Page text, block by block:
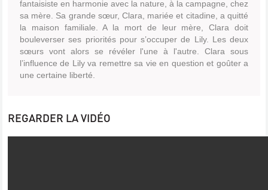
fantaisiste en harmonie avec la nature, à la campagne, chez
sa mère. Sa grande sœur, Clara, mariée et citadine, a quitté
la maison familiale. A la mort de leur mère, Clara doit
bouleverser ses priorités pour s’occuper de Lily. Les deux
sœurs vont alors se révéler l'une à l'autre. Clara sous
l’influence de Lily va remettre sa vie en question et goûter a
une certaine liberté.
REGARDER LA VIDÉO